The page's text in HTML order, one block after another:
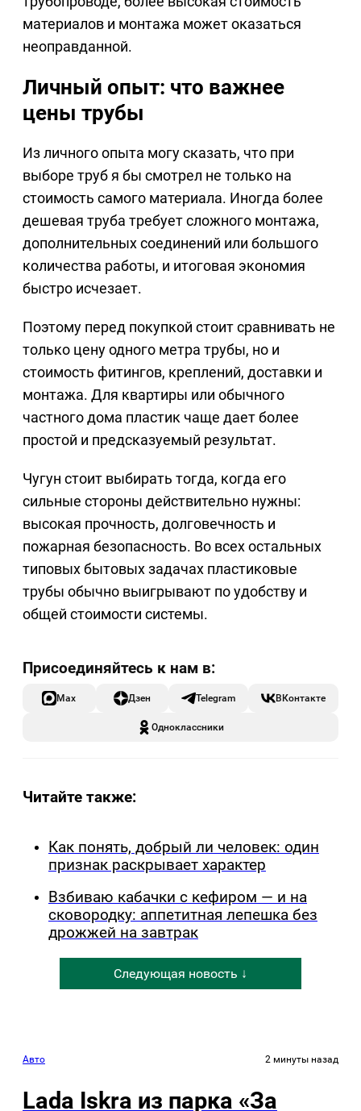
материалов и монтажа может оказаться
неоправданной.
Личный опыт: что важнее
цены трубы
Из личного опыта могу сказать, что при
выборе труб я бы смотрел не только на
стоимость самого материала. Иногда более
дешевая труба требует сложного монтажа,
дополнительных соединений или большого
количества работы, и итоговая экономия
быстро исчезает.
Поэтому перед покупкой стоит сравнивать не
только цену одного метра трубы, но и
стоимость фитингов, креплений, доставки и
монтажа. Для квартиры или обычного
частного дома пластик чаще дает более
простой и предсказуемый результат.
Чугун стоит выбирать тогда, когда его
сильные стороны действительно нужны:
высокая прочность, долговечность и
пожарная безопасность. Во всех остальных
типовых бытовых задачах пластиковые
трубы обычно выигрывают по удобству и
общей стоимости системы.
Max Дзен Telegram ВКонтакте
Одноклассники
Читайте также:
Как понять, добрый ли человек: один
признак раскрывает характер
Взбиваю кабачки с кефиром — и на
сковородку: аппетитная лепешка без
дрожжей на завтрак
Следующая новость ↓
Авто 2 минуты назад
Lada Iskra из парка «За